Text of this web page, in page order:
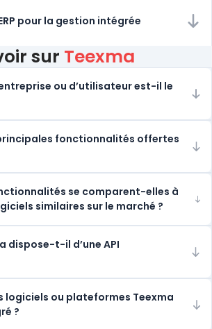
pour la gestion intégrée
sur Teexma
ou d’utilisateur est-il le
fonctionnalités offertes
se comparent-elles à
similaires sur le marché ?
dispose-t-il d’une API
logiciels ou plateformes Teexma
?